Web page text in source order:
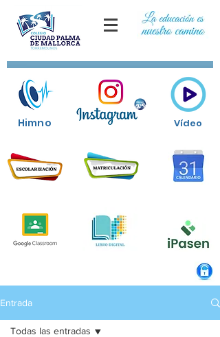
Himno Vídeo
Entrada
Todas las entradas